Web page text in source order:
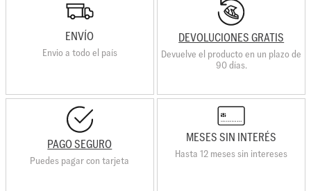
ENVÍO
Envio a todo el país
DEVOLUCIONES GRATIS
Devuelve el producto en un plazo de
90 días.
PAGO SEGURO
Puedes pagar con tarjeta
MESES SIN INTERÉS
Hasta 12 meses sin intereses